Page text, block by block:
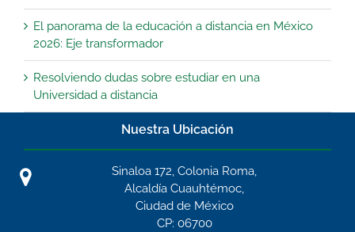
El panorama de la educación a distancia en México
2026: Eje transformador
Resolviendo dudas sobre estudiar en una
Universidad a distancia
Nuestra Ubicación
Sinaloa 172, Colonia Roma,
Alcaldía Cuauhtémoc,
Ciudad de México
CP: 06700